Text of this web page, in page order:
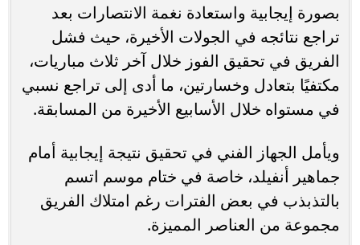
بصورة إيجابية واستعادة نغمة الانتصارات بعد
تراجع نتائجه في الجولات الأخيرة، حيث فشل
الفريق في تحقيق الفوز خلال آخر ثلاث مباريات،
مكتفيًا بتعادل وخسارتين، ما أدى إلى تراجع نسبي
في مستواه خلال الأسابيع الأخيرة من المسابقة.
ويأمل الجهاز الفني في تحقيق نتيجة إيجابية أمام
جماهير أنفيلد، خاصة في ختام موسم اتسم
بالتذبذب في بعض الفترات رغم امتلاك الفريق
مجموعة من العناصر المميزة.